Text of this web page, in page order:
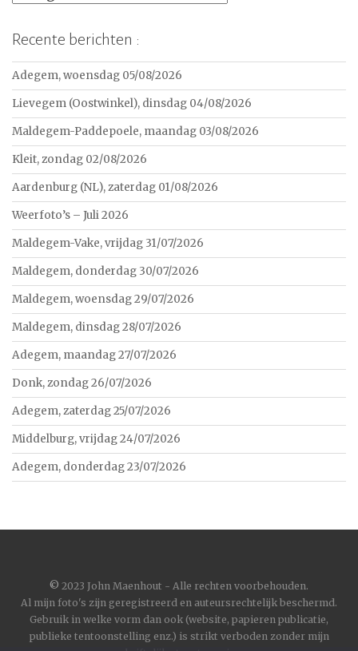
Recente berichten :
Adegem, woensdag 05/08/2026
Lievegem (Oostwinkel), dinsdag 04/08/2026
Maldegem-Paddepoele, maandag 03/08/2026
Kleit, zondag 02/08/2026
Aardenburg (NL), zaterdag 01/08/2026
Weerfoto’s – Juli 2026
Maldegem-Vake, vrijdag 31/07/2026
Maldegem, donderdag 30/07/2026
Maldegem, woensdag 29/07/2026
Maldegem, dinsdag 28/07/2026
Adegem, maandag 27/07/2026
Donk, zondag 26/07/2026
Adegem, zaterdag 25/07/2026
Middelburg, vrijdag 24/07/2026
Adegem, donderdag 23/07/2026
© 2023 John Maenhout - Alle rechten voorbehouden.
Al mijn foto's zijn geregistreerd en auteursrechtelijk beschermd.
Gebruik in welke vorm dan ook (website, papieren publicatie,
publieke tentoonstelling enz.) is strikt verboden zonder mijn